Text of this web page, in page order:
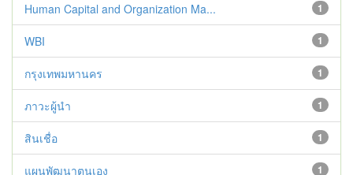
1
Human Capital and Organization Ma...
1
WBI
1
กรุงเทพมหานคร
1
ภาวะผู้นำ
1
สินเชื่อ
1
แผนพัฒนาตนเอง